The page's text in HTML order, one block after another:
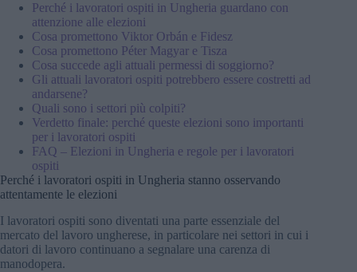
Perché i lavoratori ospiti in Ungheria guardano con
attenzione alle elezioni
Cosa promettono Viktor Orbán e Fidesz
Cosa promettono Péter Magyar e Tisza
Cosa succede agli attuali permessi di soggiorno?
Gli attuali lavoratori ospiti potrebbero essere costretti ad
andarsene?
Quali sono i settori più colpiti?
Verdetto finale: perché queste elezioni sono importanti
per i lavoratori ospiti
FAQ – Elezioni in Ungheria e regole per i lavoratori
ospiti
Perché i lavoratori ospiti in Ungheria stanno osservando
attentamente le elezioni
I lavoratori ospiti sono diventati una parte essenziale del
mercato del lavoro ungherese, in particolare nei settori in cui i
datori di lavoro continuano a segnalare una carenza di
manodopera.